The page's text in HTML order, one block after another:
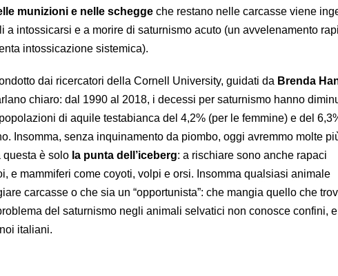
munizioni e nelle schegge che restano nelle carcasse viene
a intossicarsi e a morire di saturnismo acuto (un avvelenamento
intossicazione sistemica).
dai ricercatori della Cornell University, guidati da Brenda
chiaro: dal 1990 al 2018, i decessi per saturnismo hanno
di aquile testabianca del 4,2% (per le femmine) e del
Insomma, senza inquinamento da piombo, oggi avremmo molte
questa è solo la punta dell’iceberg: a rischiare sono anche rapaci
e mammiferi come coyoti, volpi e orsi. Insomma qualsiasi animale
carcasse o che sia un “opportunista”: che mangia quello che
del saturnismo negli animali selvatici non conosce confini, e
italiani.